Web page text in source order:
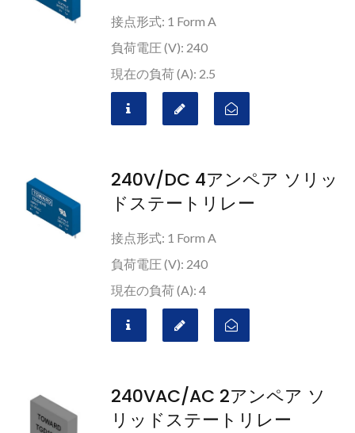
接点形式: 1 Form A
負荷電圧 (V): 240
現在の負荷 (A): 2.5
240V/DC 4アンペア ソリッ
ドステートリレー
接点形式: 1 Form A
負荷電圧 (V): 240
現在の負荷 (A): 4
240VAC/AC 2アンペア ソ
リッドステートリレー